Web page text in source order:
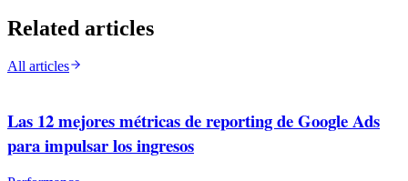
Related articles
All articles
Las 12 mejores métricas de reporting de Google Ads
para impulsar los ingresos